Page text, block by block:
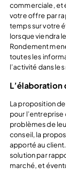
commerciale, et
votre offre par
temps sur votre
lorsque viendra
Rondement
toutes les
l’activité dans
L’élaboration
La proposition
pour
problèmes de
conseil, la
apporté au
solution par
marché, et